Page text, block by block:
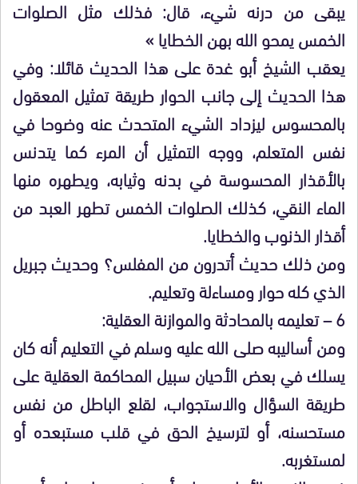
يبقى من درنه شيء، قال: فذلك مثل الصلوات
الخمس يمحو الله بهن الخطايا »
يعقب الشيخ أبو غدة على هذا الحديث قائلا: وفي
هذا الحديث إلى جانب الحوار طريقة تمثيل المعقول
بالمحسوس ليزداد الشيء المتحدث عنه وضوحا في
نفس المتعلم، ووجه التمثيل أن المرء كما يتدنس
بالأقذار المحسوسة في بدنه وثيابه، ويطهره منها
الماء النقي، كذلك الصلوات الخمس تطهر العبد من
أقذار الذنوب والخطايا.
ومن ذلك حديث أتدرون من المفلس؟ وحديث جبريل
الذي كله حوار ومساءلة وتعليم.
6 – تعليمه بالمحادثة والموازنة العقلية:
ومن أساليبه صلى الله عليه وسلم في التعليم أنه كان
يسلك في بعض الأحيان سبيل المحاكمة العقلية على
طريقة السؤال والاستجواب، لقلع الباطل من نفس
مستحسنه، أو لترسيخ الحق في قلب مستبعده أو
لمستغربه.